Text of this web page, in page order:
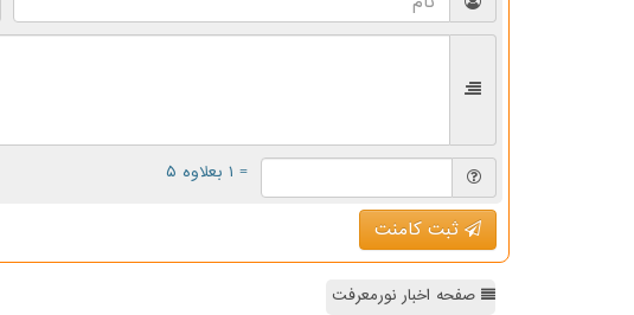
= ۱ بعلاوه ۵
ثبت کامنت
صفحه اخبار نورمعرفت